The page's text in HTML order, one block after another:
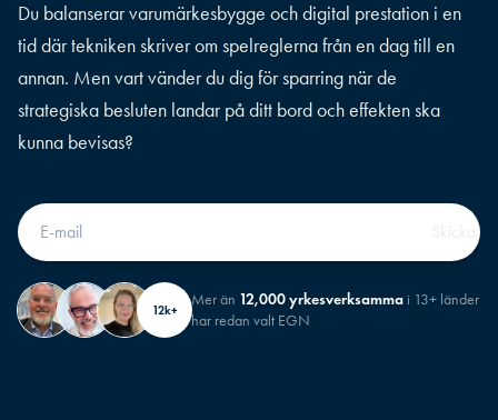
Du balanserar varumärkesbygge och digital prestation i en
tid där tekniken skriver om spelreglerna från en dag till en
annan. Men vart vänder du dig för sparring när de
strategiska besluten landar på ditt bord och effekten ska
kunna bevisas?
12k+
Mer än 12,000 yrkesverksamma i 13+ länder
har redan valt EGN